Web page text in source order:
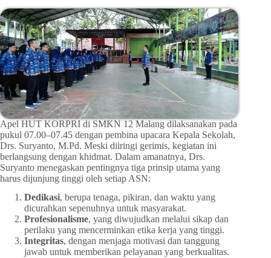
Apel HUT KORPRI di SMKN 12 Malang dilaksanakan pada
pukul 07.00–07.45 dengan pembina upacara Kepala Sekolah,
Drs. Suryanto, M.Pd. Meski diiringi gerimis, kegiatan ini
berlangsung dengan khidmat. Dalam amanatnya, Drs.
Suryanto menegaskan pentingnya tiga prinsip utama yang
harus dijunjung tinggi oleh setiap ASN:
Dedikasi, berupa tenaga, pikiran, dan waktu yang
dicurahkan sepenuhnya untuk masyarakat.
Profesionalisme, yang diwujudkan melalui sikap dan
perilaku yang mencerminkan etika kerja yang tinggi.
Integritas, dengan menjaga motivasi dan tanggung
jawab untuk memberikan pelayanan yang berkualitas.